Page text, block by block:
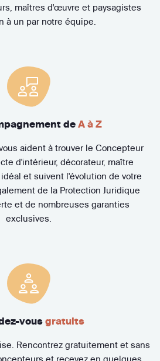
maîtres d'œuvre et paysagistes
à un par notre équipe.
de A à Z
aident à trouver le Concepteur
d'intérieur, décorateur, maître
et suivent l'évolution de votre
de la Protection Juridique
et de nombreuses garanties
exclusives.
vous gratuits
Rencontrez gratuitement et sans